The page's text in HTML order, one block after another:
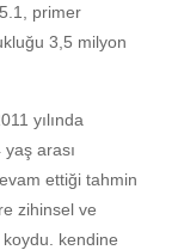
primer
3,5 milyon
yılında
arası
ettiği tahmin
zihinsel ve
koydu. kendine